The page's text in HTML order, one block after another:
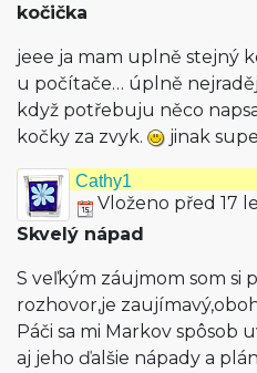
kočička
jeee ja mam uplně stejný
u počítače… úplně
když potřebuju něco
kočky za zvyk.
jinak
Cathy1
Vloženo před 17
Skvelý nápad
S veľkým záujmom som si
rozhovor,je
Páči sa mi Markov spôsob
aj jeho ďalšie nápady a